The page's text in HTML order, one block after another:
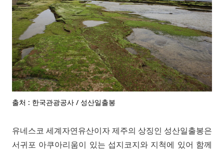
출처 : 한국관광공사 / 성산일출봉
유네스코 세계자연유산이자 제주의 상징인 성산일출봉은
서귀포 아쿠아리움이 있는 섭지코지와 지척에 있어 함께